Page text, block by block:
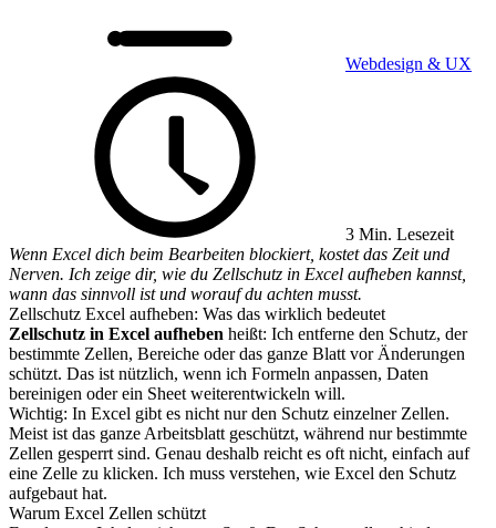
Webdesign & UX
3 Min. Lesezeit
Wenn Excel dich beim Bearbeiten blockiert, kostet das Zeit und
Nerven. Ich zeige dir, wie du Zellschutz in Excel aufheben kannst,
wann das sinnvoll ist und worauf du achten musst.
Zellschutz Excel aufheben: Was das wirklich bedeutet
Zellschutz in Excel aufheben heißt: Ich entferne den Schutz, der
bestimmte Zellen, Bereiche oder das ganze Blatt vor Änderungen
schützt. Das ist nützlich, wenn ich Formeln anpassen, Daten
bereinigen oder ein Sheet weiterentwickeln will.
Wichtig: In Excel gibt es nicht nur den Schutz einzelner Zellen.
Meist ist das ganze Arbeitsblatt geschützt, während nur bestimmte
Zellen gesperrt sind. Genau deshalb reicht es oft nicht, einfach auf
eine Zelle zu klicken. Ich muss verstehen, wie Excel den Schutz
aufgebaut hat.
Warum Excel Zellen schützt